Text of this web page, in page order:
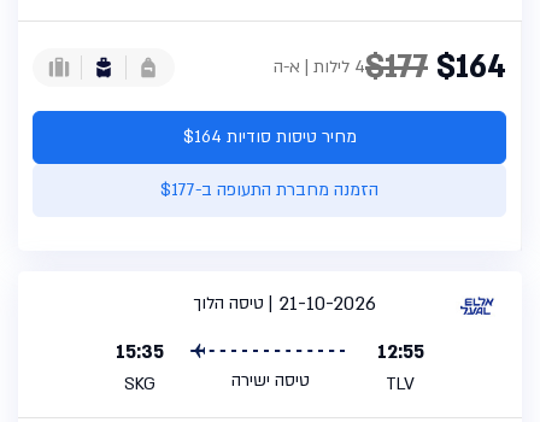
$164
$1774 לילות | א-ה
מחיר טיסות סודיות $164
הזמנה מחברת התעופה ב-$177
טיסה הלוך
21-10-2026
12:55
TLV טיסה ישירה
15:35
SKG